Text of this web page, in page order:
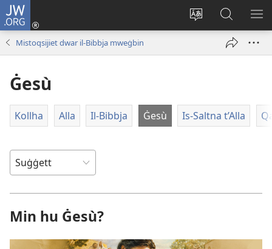
JW.ORG
Biddel
lingwa
Illoggja
(opens
Fittex
f’JW.ORG
Mistoqsijiet dwar il-Bibbja mweġbin
Ġesù
Kollha Alla Il-Bibbja Ġesù Is-Saltna t’Alla
Min hu Ġesù?